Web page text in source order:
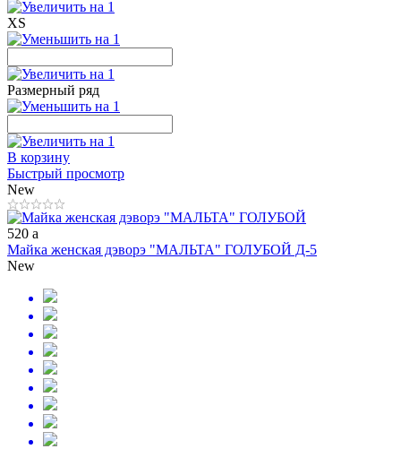
XS
Размерный ряд
В корзину
Быстрый просмотр
New
520 a
Майка женская дэворэ "МАЛЬТА" ГОЛУБОЙ Д-5
New